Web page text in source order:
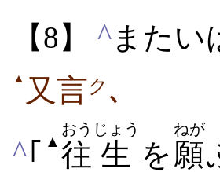
【8】 ^またい
▲ 又言ク ､
^｢ ▲ 往
おう
生
じょう
を 願
ねが